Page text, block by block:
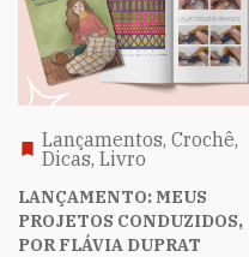
Lançamentos, Crochê,
Dicas, Livro
LANÇAMENTO: MEUS
PROJETOS CONDUZIDOS,
POR FLÁVIA DUPRAT